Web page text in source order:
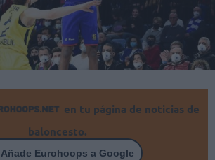
en tu página de noticias de
baloncesto.
Añade Eurohoops a Google